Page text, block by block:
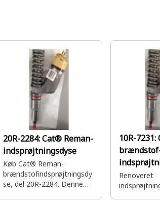
20R-2284:Cat® Reman-
indsprøjtningsdyse
Køb Cat® Reman-
brændstofindsprøjtningsdy
se, del 20R-2284. Denne
10R-7231:
Renoveret